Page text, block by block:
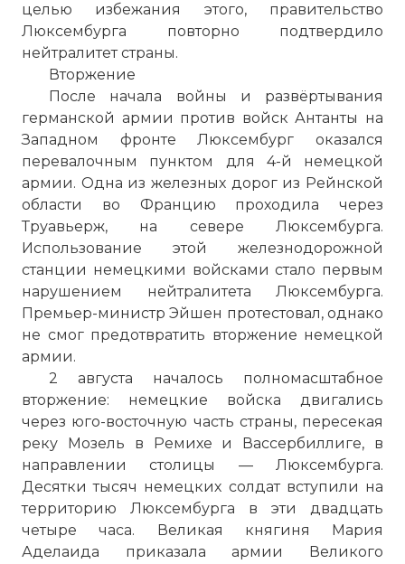
целью избежания этого, правительство
Люксембурга повторно подтвердило
нейтралитет страны.
Вторжение
После начала войны и развёртывания
германской армии против войск Антанты на
Западном фронте Люксембург оказался
перевалочным пунктом для 4-й немецкой
армии. Одна из железных дорог из Рейнской
области во Францию проходила через
Труавьерж, на севере Люксембурга.
Использование этой железнодорожной
станции немецкими войсками стало первым
нарушением нейтралитета Люксембурга.
Премьер-министр Эйшен протестовал, однако
не смог предотвратить вторжение немецкой
армии.
2 августа началось полномасштабное
вторжение: немецкие войска двигались
через юго-восточную часть страны, пересекая
реку Мозель в Ремихе и Вассербиллиге, в
направлении столицы — Люксембурга.
Десятки тысяч немецких солдат вступили на
территорию Люксембурга в эти двадцать
четыре часа. Великая княгиня Мария
Аделаида приказала армии Великого